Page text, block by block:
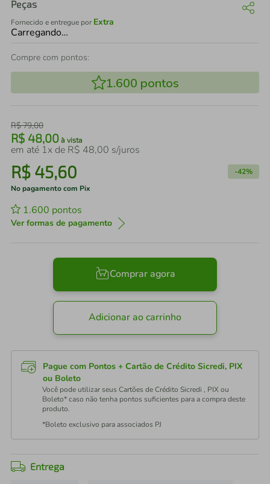
Peças
Fornecido e entregue por Extra
Carregando…
Compre com pontos:
1.600 pontos
R$79,00
R$ 48,00 à vista
em até 1x de R$ 48,00 s/juros
R$ 45,60 -42%
No pagamento com Pix
1.600 pontos
Ver formas de pagamento
Comprar agora
Adicionar ao carrinho
Pague com Pontos + Cartão de Crédito Sicredi, PIX
ou Boleto
Você pode utilizar seus Cartões de Crédito Sicredi , PIX ou
Boleto* caso não tenha pontos suficientes para a compra deste
produto.
*Boleto exclusivo para associados PJ
Entrega